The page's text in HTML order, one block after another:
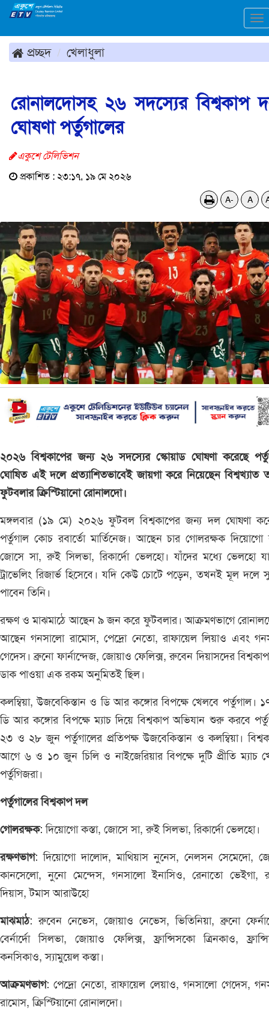
প্রচ্ছদ খেলাধুলা
রোনালদোসহ ২৬ সদস্যের বিশ্বকাপ
ঘোষণা পর্তুগালের
একুশে টেলিভিশন
প্রকাশিত : ২৩:১৭, ১৯ মে ২০২৬
A- A
২০২৬ বিশ্বকাপের জন্য ২৬ সদস্যের স্কোয়াড ঘোষণা করেছে
ঘোষিত এই দলে প্রত্যাশিতভাবেই জায়গা করে নিয়েছেন বিশ্বখ্যাত
ফুটবলার ক্রিস্টিয়ানো রোনালদো।
মঙ্গলবার (১৯ মে) ২০২৬ ফুটবল বিশ্বকাপের জন্য দল ঘোষণা
পর্তুগাল কোচ রবার্তো মার্তিনেজ। আছেন চার গোলরক্ষক দিয়োগো
জোসে সা, রুই সিলভা, রিকার্দো ভেলহো। যাঁদের মধ্যে ভেলহো
ট্রাভেলিং রিজার্ভ হিসেবে। যদি কেউ চোটে পড়েন, তখনই মূল দলে
পাবেন তিনি।
রক্ষণ ও মাঝমাঠে আছেন ৯ জন করে ফুটবলার। আক্রমণভাগে
আছেন গনসালো রামোস, পেদ্রো নেতো, রাফায়েল লিয়াও এবং
গেদেস। ব্রুনো ফার্নান্দেজ, জোয়াও ফেলিক্স, রুবেন দিয়াসদের
ডাক পাওয়া এক রকম অনুমিতই ছিল।
কলম্বিয়া, উজবেকিস্তান ও ডি আর কঙ্গোর বিপক্ষে খেলবে পর্তুগাল।
ডি আর কঙ্গোর বিপক্ষে ম্যাচ দিয়ে বিশ্বকাপ অভিযান শুরু করবে
২৩ ও ২৮ জুন পর্তুগালের প্রতিপক্ষ উজবেকিস্তান ও কলম্বিয়া।
আগে ৬ ও ১০ জুন চিলি ও নাইজেরিয়ার বিপক্ষে দুটি প্রীতি ম্যাচ
পর্তুগিজরা।
পর্তুগালের বিশ্বকাপ দল
গোলরক্ষক: দিয়োগো কস্তা, জোসে সা, রুই সিলভা, রিকার্দো ভেলহো।
রক্ষণভাগ: দিয়োগো দালোদ, মাথিয়াস নুনেস, নেলসন সেমেদো,
কানসেলো, নুনো মেন্দেস, গনসালো ইনাসিও, রেনাতো ভেইগা,
দিয়াস, টমাস আরাউহো
মাঝমাঠ: রুবেন নেভেস, জোয়াও নেভেস, ভিতিনিয়া, ব্রুনো
বের্নার্দো সিলভা, জোয়াও ফেলিক্স, ফ্রান্সিসকো ত্রিনকাও,
কনসিকাও, স্যামুয়েল কস্তা।
আক্রমণভাগ: পেদ্রো নেতো, রাফায়েল লেয়াও, গনসালো গেদেস,
রামোস, ক্রিস্টিয়ানো রোনালদো।